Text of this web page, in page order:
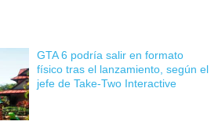
GTA 6 podría salir en formato
físico tras el lanzamiento, según el
jefe de Take-Two Interactive